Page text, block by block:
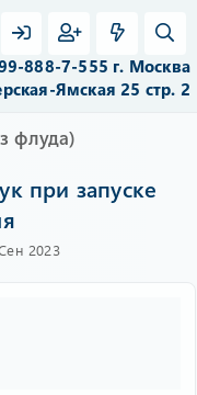
888-7-555 г. Москва
Ямская 25 стр. 2
флуда)
при запуске
2023